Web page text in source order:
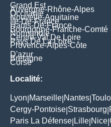
Grand Est
Auvergne-Rhône-Alpes
Occitanie
Nouvelle-Aquitaine
Île-De-France
Hauts-De-France
Bourgogne-Franche-Comté
Normandie
Centre-Val De Loire
Pays De La Loire
Provence-Alpes-Côte
D'azur
Bretagne
Corse
Localité:
Lyon Marseille Nantes
Cergy-Pontoise Strasbourg
Paris La Défense Lille Nice